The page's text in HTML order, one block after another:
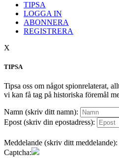
TIPSA
LOGGA IN
ABONNERA
REGISTRERA
X
TIPSA
Tipsa oss om något spionrelaterat,
vi kan få tag på historiska föremål
Namn (skriv ditt namn):
Epost (skriv din epostadress):
Meddelande (skriv ditt meddelande):
Captcha: